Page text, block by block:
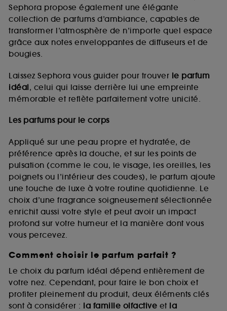
Sephora propose également une élégante
collection de parfums d’ambiance, capables de
transformer l’atmosphère de n’importe quel espace
grâce aux notes enveloppantes de diffuseurs et de
bougies.
Laissez Sephora vous guider pour trouver le parfum
idéal, celui qui laisse derrière lui une empreinte
mémorable et reflète parfaitement votre unicité.
Les parfums pour le corps
Appliqué sur une peau propre et hydratée, de
préférence après la douche, et sur les points de
pulsation (comme le cou, le visage, les oreilles, les
poignets ou l’intérieur des coudes), le parfum ajoute
une touche de luxe à votre routine quotidienne. Le
choix d’une fragrance soigneusement sélectionnée
enrichit aussi votre style et peut avoir un impact
profond sur votre humeur et la manière dont vous
vous percevez.
Comment choisir le parfum parfait ?
Le choix du parfum idéal dépend entièrement de
votre nez. Cependant, pour faire le bon choix et
profiter pleinement du produit, deux éléments clés
sont à considérer : la famille olfactive et la
de vous plaire via des publicités, y compris sur des
sites tiers et sur les réseaux sociaux, sur la base
des pages que vous avez consultées, de votre
navigation, et de l'historique de vos interactions.
d’en améliorer la performance.
Cookies de sécurisation des paiements en ligne :
fraudes aux moyens de paiement et les
usurpations d’identité.
Cookies fonctionnels :il s’agit de cookies
permettant l’affichage et/ou la fourniture de
certaines fonctionnalités du site, tel que les
cookies d’authentification qui sont utilisés afin de
vous faire bénéficier de l’authentification
prolongée vous permettant d’accéder à votre
compte lors de votre prochaine visite sur le site
sans saisir à nouveau votre identifiant et mot de
passe.
A l'exception des cookies techniques, le dépôt et la
lecture de ces traceurs requiert votre accord. Vous
pouvez personnaliser vos choix concernant le dépôt
de ces cookies grâce au bouton "personnaliser mes
choix" ci-dessous ou décider de "tout accepter".
Sephora pourra associer les informations de